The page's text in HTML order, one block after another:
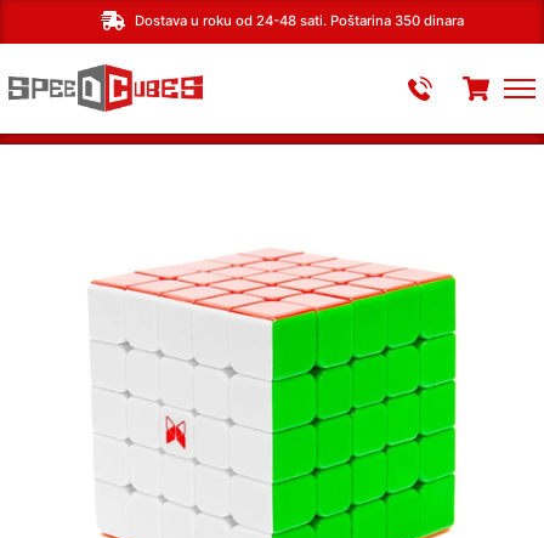
Dostava u roku od 24-48 sati. Poštarina 350 dinara